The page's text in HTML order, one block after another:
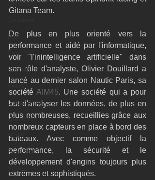
ORMA60
D35
Farr 280
Fast 40
Ocean Fifty
Mini 6.50
RORC
Botin 80
VOR60
Gitana Team.
De plus en plus orienté vers la
performance et aidé par l'informatique,
voir "l'inintelligence artificielle" dans
son rôle d'analyste, Olivier Douillard a
lancé au dernier salon Nautic Paris, sa
société AIM45. Une société qui a pour
but d'analyser les données, de plus en
plus nombreuses, recueillies grâce aux
nombreux capteurs en place à bord des
bateaux. Avec comme objectif la
performance, la sécurité et le
développement d'engins toujours plus
extrêmes et sophistiqués.